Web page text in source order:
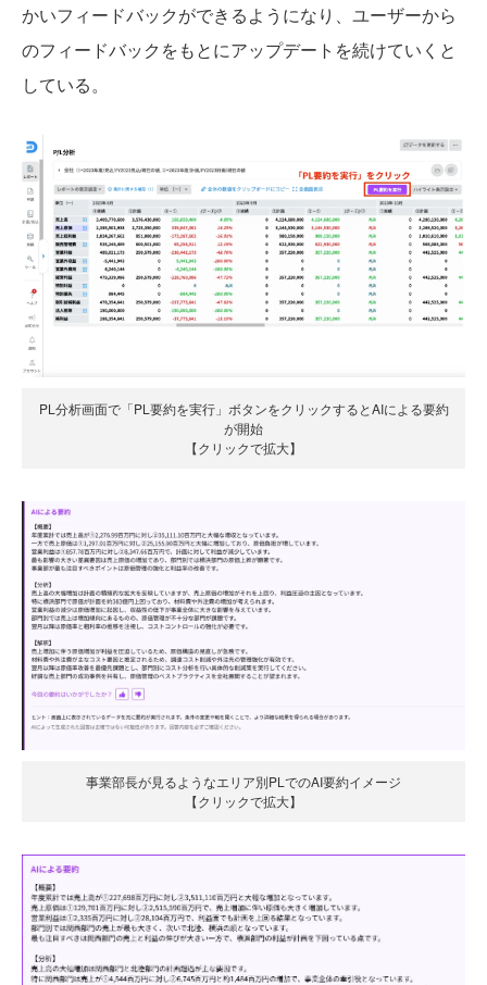
かいフィードバックができるようになり、ユーザーから
のフィードバックをもとにアップデートを続けていくと
している。
PL分析画面で「PL要約を実行」ボタンをクリックするとAIによる要約
が開始
【クリックで拡大】
事業部長が見るようなエリア別PLでのAI要約イメージ
【クリックで拡大】